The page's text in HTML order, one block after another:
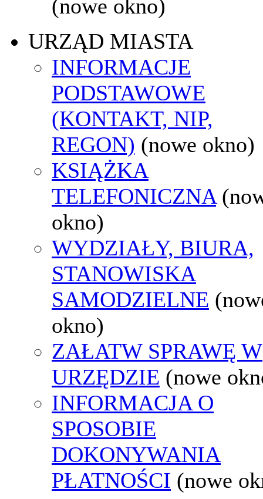
(nowe okno)
URZĄD MIASTA
INFORMACJE
PODSTAWOWE
(KONTAKT, NIP,
REGON) (nowe okno)
KSIĄŻKA
TELEFONICZNA
okno)
WYDZIAŁY, BIURA,
STANOWISKA
SAMODZIELNE
okno)
ZAŁATW SPRAWĘ W
URZĘDZIE (nowe
INFORMACJA O
SPOSOBIE
DOKONYWANIA
PŁATNOŚCI (nowe